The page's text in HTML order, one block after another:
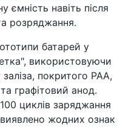
ємність навіть після
розряджання.
батарей у
використовуючи
покритого PAA,
графітовий анод.
циклів заряджання
жодних ознак